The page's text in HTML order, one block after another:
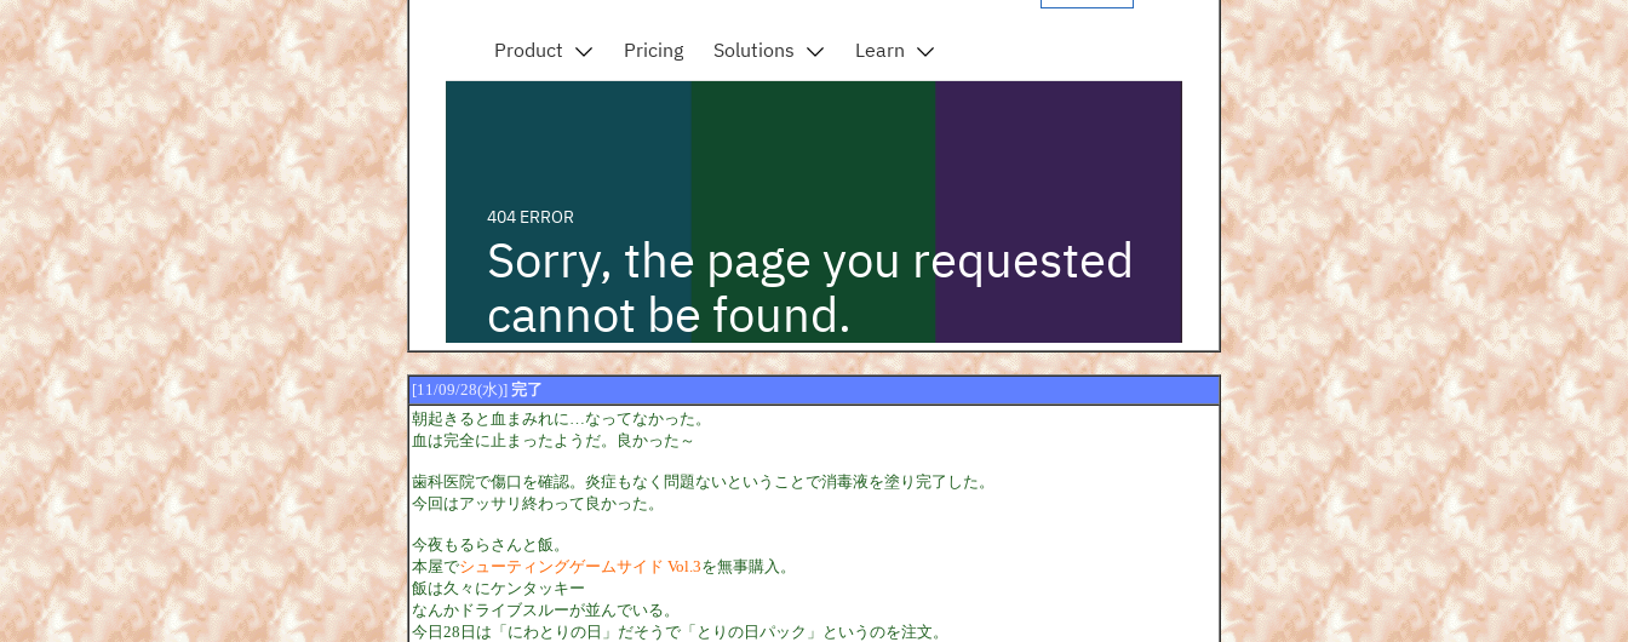
[11/09/28(水)] 完了
朝起きると血まみれに…なってなかった。
血は完全に止まったようだ。良かった～
歯科医院で傷口を確認。炎症もなく問題ないということで消毒液を塗り完了した。
今回はアッサリ終わって良かった。
今夜もるらさんと飯。
本屋でシューティングゲームサイド Vol.3を無事購入。
飯は久々にケンタッキー
なんかドライブスルーが並んでいる。
今日28日は「にわとりの日」だそうで「とりの日パック」というのを注文。